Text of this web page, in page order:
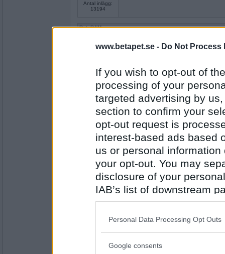
www.betapet.se - Do Not Process
If you wish to opt-out of
processing of your
targeted advertising by
section to confirm your
opt-out request is
interest-based ads based
us or personal
your opt-out. You may
disclosure of your
IAB’s list of downstream
also be disclosed by us
Downstream Participants
Please note that this
Personal Data Processing Opt Outs
Google consents
Antal inlägg:
13194
BetaBAM
8557
Antal inlägg:
1735
Matförgiftning
Andningsupp